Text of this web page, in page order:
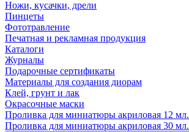
Ножи, кусачки, дрели
Пинцеты
Фототравление
Печатная и рекламная продукция
Каталоги
Журналы
Подарочные сертификаты
Материалы для создания диорам
Клей, грунт и лак
Окрасочные маски
Проливка для миниатюры акриловая 12 мл.
Проливка для миниатюры акриловая 30 мл.